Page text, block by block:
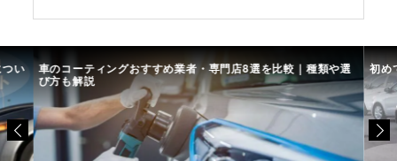
い 車のコーティングおすすめ業者・専門店8選を比較｜種類や選
び方も解説
初め